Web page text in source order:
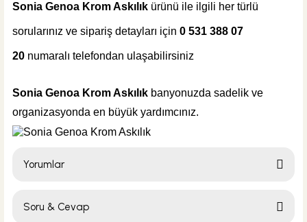
257,04 TL
ÜRÜN TÜKENDİ
Csk Banyo Aksu Uzun Havluluk Mat Siyah AKS12403
Sonia Genoa Krom Askılık ürünü ile ilgili her türlü
sorularınız ve sipariş detayları için 0 531 388 07
20 numaralı telefondan ulaşabilirsiniz
Sonia Genoa Krom Askılık banyonuzda sadelik ve
organizasyonda en büyük yardımcınız.
Yorumlar
Soru & Cevap